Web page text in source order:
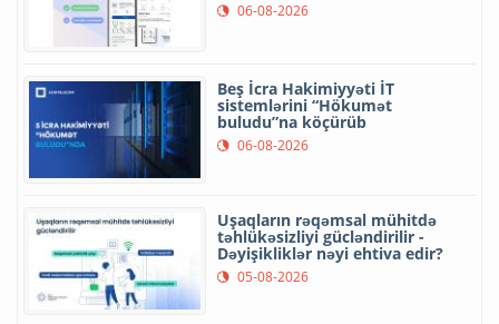
06-08-2026
Beş İcra Hakimiyyəti İT
sistemlərini “Hökumət
buludu”na köçürüb
06-08-2026
Uşaqların rəqəmsal mühitdə
təhlükəsizliyi gücləndirilir -
Dəyişikliklər nəyi ehtiva edir?
05-08-2026